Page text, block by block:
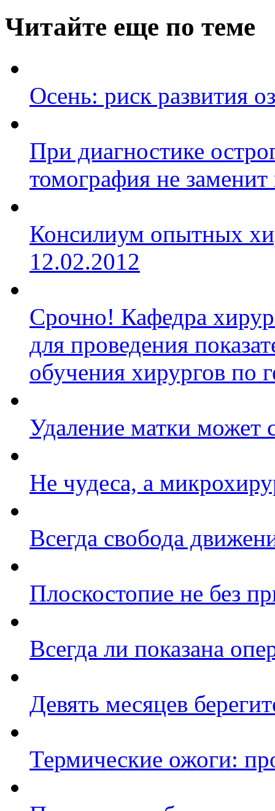
Читайте еще по теме
Осень: риск развития
При диагностике
томография не заменит
Консилиум опытных
12.02.2012
Срочно! Кафедра
для проведения
обучения хирургов по
Удаление матки может
Не чудеса, а
Всегда свобода
Плоскостопие не без
Всегда ли показана
Девять месяцев
Термические ожоги: